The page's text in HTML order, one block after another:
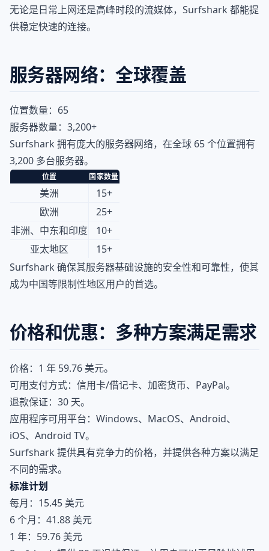
无论是日常上网还是高峰时段的流媒体，Surfshark 都能提
供稳定快速的连接。
服务器网络：全球覆盖
位置数量：65
服务器数量：3,200+
Surfshark 拥有庞大的服务器网络，在全球 65 个位置拥有
3,200 多台服务器。
位置 国家数量
美洲
15+
欧洲
25+
非洲、中东和印度
10+
亚太地区
15+
Surfshark 确保其服务器基础设施的安全性和可靠性，使其
成为中国等限制性地区用户的首选。
价格和优惠：多种方案满足需求
价格：1 年 59.76 美元。
可用支付方式：信用卡/借记卡、加密货币、PayPal。
退款保证：30 天。
应用程序可用平台：Windows、MacOS、Android、
iOS、Android TV。
Surfshark 提供具有竞争力的价格，并提供各种方案以满足
不同的需求。
标准计划
每月：15.45 美元
6 个月：41.88 美元
1 年：59.76 美元